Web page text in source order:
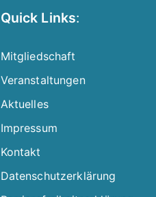
Quick Links:
Mitgliedschaft
Veranstaltungen
Aktuelles
Impressum
Kontakt
Datenschutzerklärung